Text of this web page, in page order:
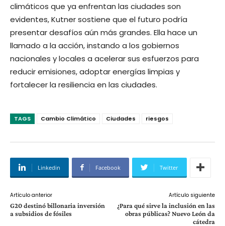
climáticos que ya enfrentan las ciudades son
evidentes, Kutner sostiene que el futuro podría
presentar desafíos aún más grandes. Ella hace un
llamado a la acción, instando a los gobiernos
nacionales y locales a acelerar sus esfuerzos para
reducir emisiones, adoptar energías limpias y
fortalecer la resiliencia en las ciudades.
TAGS Cambio Climático Ciudades riesgos
Linkedin Facebook Twitter
Artículo anterior
G20 destinó billonaria inversión
a subsidios de fósiles
Artículo siguiente
¿Para qué sirve la inclusión en las
obras públicas? Nuevo León da
cátedra